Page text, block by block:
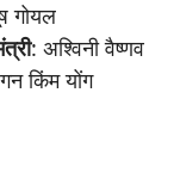
गोयल
: अश्विनी वैष्णव
किंम योंग